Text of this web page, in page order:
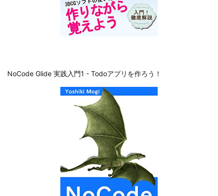
NoCode Glide 実践入門1 - Todoアプリを作ろう！